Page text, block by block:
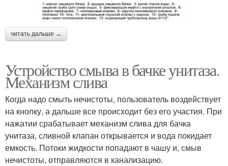
читать дальше →
Устройство смыва в бачке унитаза.
Механизм слива
Когда надо смыть нечистоты, пользователь воздействует
на кнопку, а дальше все происходит без его участия. При
нажатии срабатывает механизм слива для бачка
унитаза, сливной клапан открывается и вода покидает
емкость. Потоки жидкости попадают в чашу и, смыв
нечистоты, отправляются в канализацию.